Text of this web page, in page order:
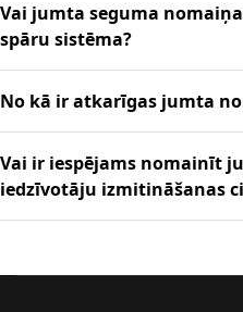
Vai jumta seguma
spāru sistēma?
No kā ir atkarīgas jumta
Vai ir iespējams nomainīt
iedzīvotāju izmitināšanas